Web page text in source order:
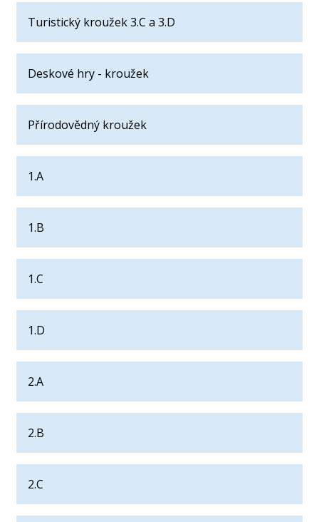
Turistický kroužek 3.C a 3.D
Deskové hry - kroužek
Přírodovědný kroužek
1.A
1.B
1.C
1.D
2.A
2.B
2.C